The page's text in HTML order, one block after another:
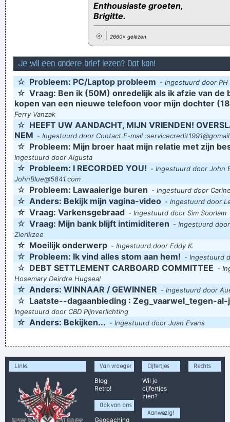
Enthousiaste groeten,
Brigitte.
2660× gelezen
Je wil een andere brief lezen? Dat kan!
☆ Probleem: PC/Laptop probleem - Ingestuurd door PH
☆ Vraag: Ben ik (50M) onredelijk als ik afzie van de
kopen van een nieuwe telefoon voor mijn dochter
Ferry Vanzak
☆ HEEFT UW AANDACHT, MIJN VRIENDEN!
NEM - Ingestuurd door Contact E-mail
☆ Probleem: Mijn broer haat mijn relatie met zijn
Ingestuurd door Algusta
☆ Probleem: I RECORDED YOU! - Ingestuurd door John
JohnBlue@5841.com
☆ Probleem: Lawaaierige buren - Ingestuurd door
☆ Anders: Bekijk mijn vagina-video - Ingestuurd door
☆ Vraag: Varkensgebraad - Ingestuurd door Sim Soorlam
☆ Vraag: Mijn bank blijft intimiditeren - Ingestuurd
Zierikzee
☆ Moeilijk onderwerp - Ingestuurd door Eddy K.
☆ Probleem: Ik vind alles stom aan hem! - Ingestuurd
☆ DEBT SETTLEMENT CARBOARD COMMITTEE -
Hosemary Deirdre Hugseal
☆ Anders: WINNAAR / GEWINNER - Ingestuurd door
☆ Laatste--dagaanbieding : Zeg_vaarwel_tegen-
Ingestuurd door CBD Pijnverlichting
☆ Anders: Bekijken... - Ingestuurd door Juan Evans
Links
Van vroeger
Blog
Retro!
Ook van ons
Geocaching
Cijfertjes
Wil je
cijfertjes
zien?
Aanwezig!
Rechts